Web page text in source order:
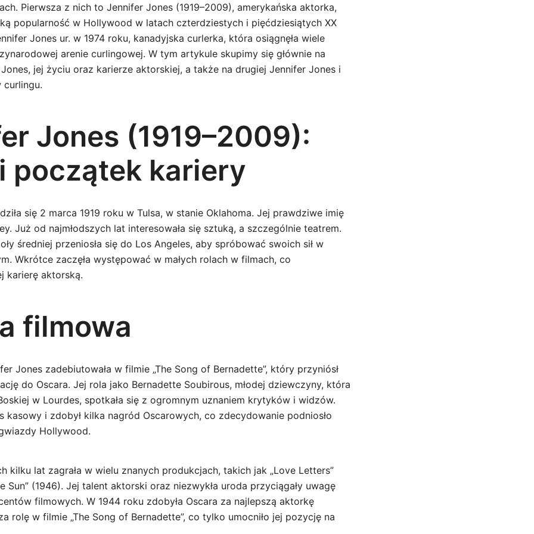
Pierwsza z nich to Jennifer Jones (1919–2009), amerykańska aktorka,
popularność w Hollywood w latach czterdziestych i pięćdziesiątych XX
Jones ur. w 1974 roku, kanadyjska curlerka, która osiągnęła wiele
arenie curlingowej. W tym artykule skupimy się głównie na
jej życiu oraz karierze aktorskiej, a także na drugiej Jennifer Jones i
curlingu.
Jones (1919–2009):
początek kariery
się 2 marca 1919 roku w Tulsa, w stanie Oklahoma. Jej prawdziwe imię
Już od najmłodszych lat interesowała się sztuką, a szczególnie teatrem.
średniej przeniosła się do Los Angeles, aby spróbować swoich sił w
Wkrótce zaczęła występować w małych rolach w filmach, co
karierę aktorską.
filmowa
Jones zadebiutowała w filmie „The Song of Bernadette”, który przyniósł
do Oscara. Jej rola jako Bernadette Soubirous, młodej dziewczyny, która
w Lourdes, spotkała się z ogromnym uznaniem krytyków i widzów.
kasowy i zdobył kilka nagród Oscarowych, co zdecydowanie podniosło
Hollywood.
kilku lat zagrała w wielu znanych produkcjach, takich jak „Love Letters”
Sun” (1946). Jej talent aktorski oraz niezwykła uroda przyciągały uwagę
filmowych. W 1944 roku zdobyła Oscara za najlepszą aktorkę
rolę w filmie „The Song of Bernadette”, co tylko umocniło jej pozycję na